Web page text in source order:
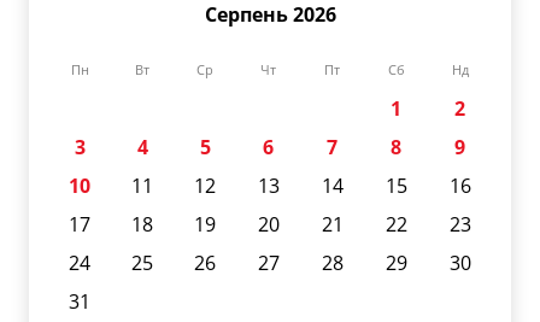
Серпень 2026
Пн Вт Ср Чт Пт Сб Нд
1
2
3
4 5 6 7 8
9
10
11 12 13 14 15
16
17
18 19 20 21 22
23
24
25 26 27 28 29
30
31